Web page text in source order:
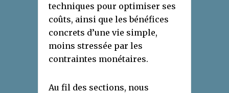
techniques pour optimiser ses
coûts, ainsi que les bénéfices
concrets d’une vie simple,
moins stressée par les
contraintes monétaires.
Au fil des sections, nous